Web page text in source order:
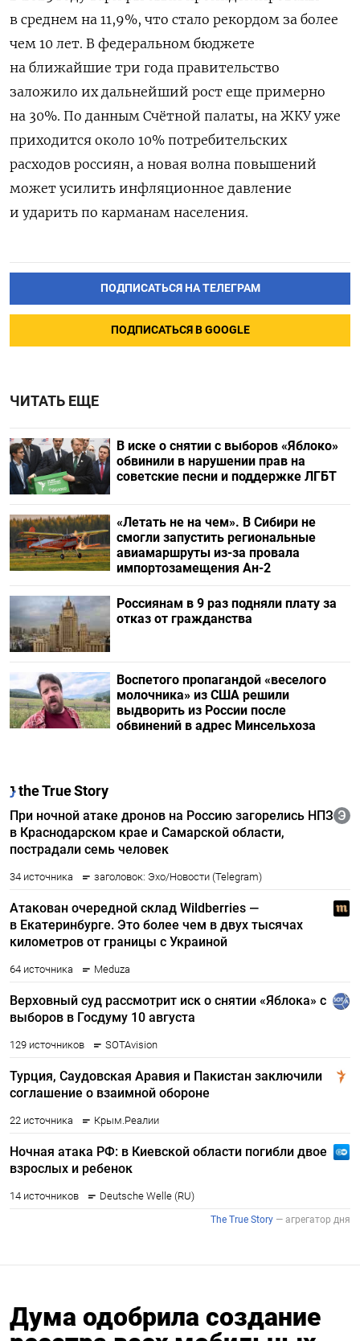
в среднем на 11,9%, что стало рекордом за более
чем 10 лет. В федеральном бюджете
на ближайшие три года правительство
заложило их дальнейший рост еще примерно
на 30%. По данным Счётной палаты, на ЖКУ уже
приходится около 10% потребительских
расходов россиян, а новая волна повышений
может усилить инфляционное давление
и ударить по карманам населения.
ПОДПИСАТЬСЯ НА ТЕЛЕГРАМ
ПОДПИСАТЬСЯ В GOOGLE
ЧИТАТЬ ЕЩЕ
В иске о снятии с выборов «Яблоко»
обвинили в нарушении прав на
советские песни и поддержке ЛГБТ
«Летать не на чем». В Сибири не
смогли запустить региональные
авиамаршруты из-за провала
импортозамещения Ан-2
Россиянам в 9 раз подняли плату за
отказ от гражданства
Воспетого пропагандой «веселого
молочника» из США решили
выдворить из России после
обвинений в адрес Минсельхоза
Дума одобрила создание